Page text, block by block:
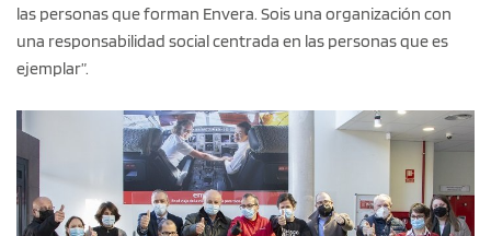
las personas que forman Envera. Sois una organización con
una responsabilidad social centrada en las personas que es
ejemplar”.